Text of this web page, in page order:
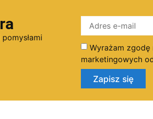
Wyrażam
marketingowych
Zapisz się